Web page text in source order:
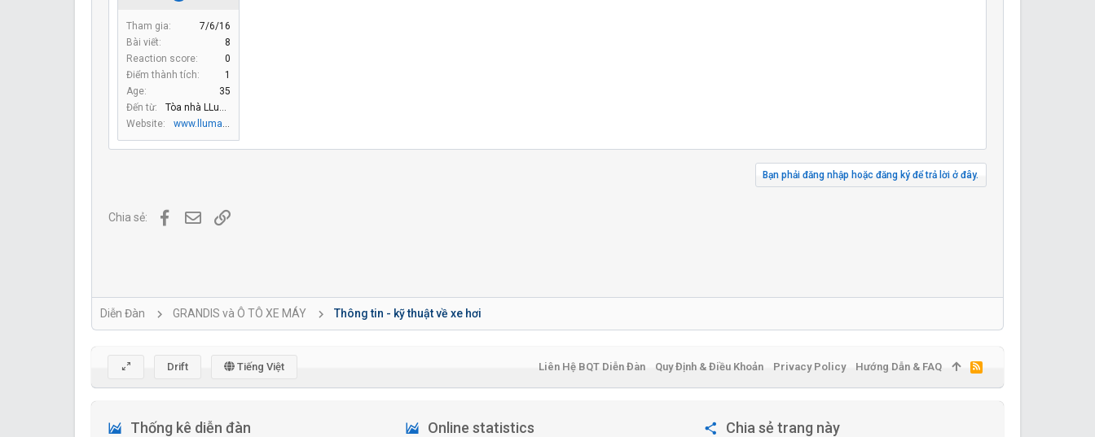
Tham gia
7/6/16
Bài viết
8
Reaction score
0
Điểm thành tích
1
Age
35
Đến từ
Tòa nhà LLumar
Website
www.llumar.com.vn
Bạn phải đăng nhập hoặc đăng ký để trả lời ở đây.
Chia sẻ: FacebookĐịa chỉ Email
Link
Diễn Đàn GRANDIS và Ô TÔ XE MÁY Thông tin - kỹ thuật về xe hơi
Thống kê diễn đàn Online statistics Chia sẻ trang này
Drift Tiếng Việt Liên Hệ BQT Diễn Đàn Quy Định & Điều Khoản Privacy Policy Hướng Dẫn & FAQ
R
S
S